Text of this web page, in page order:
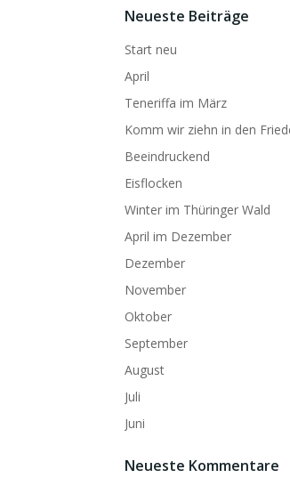
Neueste Beiträge
Start neu
April
Teneriffa im März
Komm wir ziehn in den
Beeindruckend
Eisflocken
Winter im Thüringer Wald
April im Dezember
Dezember
November
Oktober
September
August
Juli
Juni
Neueste Kommentare